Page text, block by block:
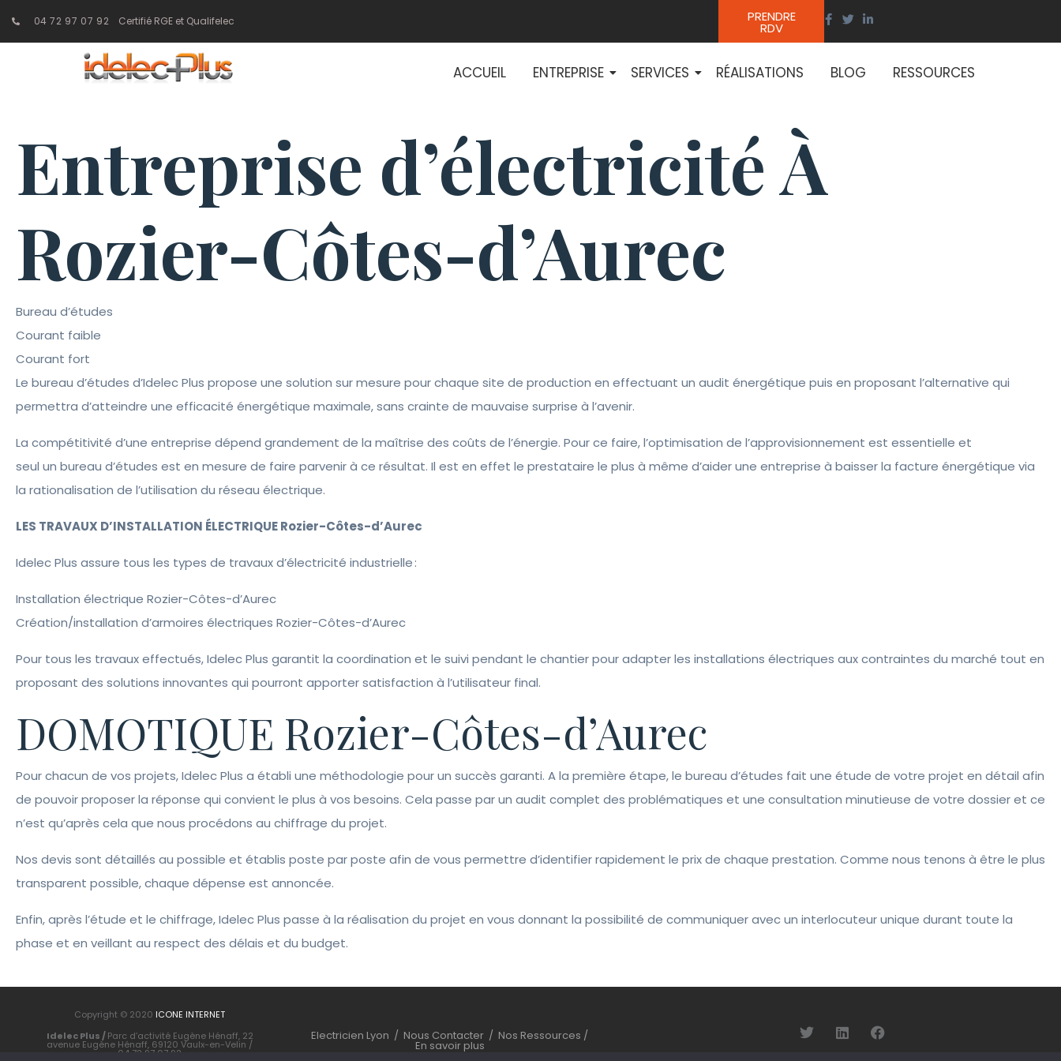
04 72 97 07 92 Certifié RGE et Qualifelec PRENDRE
RDV
ACCUEIL ENTREPRISE SERVICES RÉALISATIONS BLOG RESSOURCES
Entreprise d’électricité À
Rozier-Côtes-d’Aurec
Bureau d’études
Courant faible
Courant fort
Le bureau d’études d’Idelec Plus propose une solution sur mesure pour chaque site de production en effectuant un audit énergétique puis en proposant l’alternative qui
permettra d’atteindre une efficacité énergétique maximale, sans crainte de mauvaise surprise à l’avenir.
La compétitivité d’une entreprise dépend grandement de la maîtrise des coûts de l’énergie. Pour ce faire, l’optimisation de l’approvisionnement est essentielle et
seul un bureau d’études est en mesure de faire parvenir à ce résultat. Il est en effet le prestataire le plus à même d’aider une entreprise à baisser la facture énergétique via
la rationalisation de l’utilisation du réseau électrique.
LES TRAVAUX D’INSTALLATION ÉLECTRIQUE Rozier-Côtes-d’Aurec
Idelec Plus assure tous les types de travaux d’électricité industrielle :
Installation électrique Rozier-Côtes-d’Aurec
Création/installation d’armoires électriques Rozier-Côtes-d’Aurec
Pour tous les travaux effectués, Idelec Plus garantit la coordination et le suivi pendant le chantier pour adapter les installations électriques aux contraintes du marché tout en
proposant des solutions innovantes qui pourront apporter satisfaction à l’utilisateur final.
DOMOTIQUE Rozier-Côtes-d’Aurec
Pour chacun de vos projets, Idelec Plus a établi une méthodologie pour un succès garanti. A la première étape, le bureau d’études fait une étude de votre projet en détail afin
de pouvoir proposer la réponse qui convient le plus à vos besoins. Cela passe par un audit complet des problématiques et une consultation minutieuse de votre dossier et ce
n’est qu’après cela que nous procédons au chiffrage du projet.
Nos devis sont détaillés au possible et établis poste par poste afin de vous permettre d’identifier rapidement le prix de chaque prestation. Comme nous tenons à être le plus
transparent possible, chaque dépense est annoncée.
Enfin, après l’étude et le chiffrage, Idelec Plus passe à la réalisation du projet en vous donnant la possibilité de communiquer avec un interlocuteur unique durant toute la
phase et en veillant au respect des délais et du budget.
Copyright © 2020 ICONE INTERNET
Idelec Plus /Parc d’activité Eugène Hénaff, 22
avenue Eugène Hénaff, 69120 Vaulx-en-Velin /
04 72 97 07 92
Electricien Lyon / Nous Contacter / Nos Ressources /
En savoir plus